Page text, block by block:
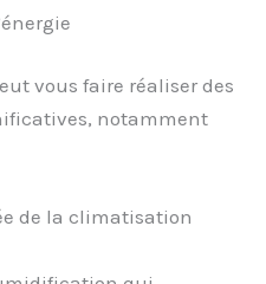
vous faire réaliser des
notamment
de la climatisation